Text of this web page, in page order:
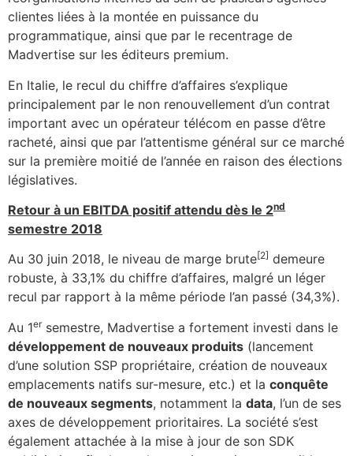
clientes liées à la montée en puissance du
programmatique, ainsi que par le recentrage de
Madvertise sur les éditeurs premium.
En Italie, le recul du chiffre d’affaires s’explique
principalement par le non renouvellement d’un contrat
important avec un opérateur télécom en passe d’être
racheté, ainsi que par l’attentisme général sur ce marché
sur la première moitié de l’année en raison des élections
législatives.
Retour à un EBITDA positif attendu dès le 2nd
semestre 2018
Au 30 juin 2018, le niveau de marge brute[2] demeure
robuste, à 33,1% du chiffre d’affaires, malgré un léger
recul par rapport à la même période l’an passé (34,3%).
Au 1ersemestre, Madvertise a fortement investi dans le
développement de nouveaux produits (lancement
d’une solution SSP propriétaire, création de nouveaux
emplacements natifs sur-mesure, etc.) et la conquête
de nouveaux segments, notamment la data, l’un de ses
axes de développement prioritaires. La société s’est
également attachée à la mise à jour de son SDK